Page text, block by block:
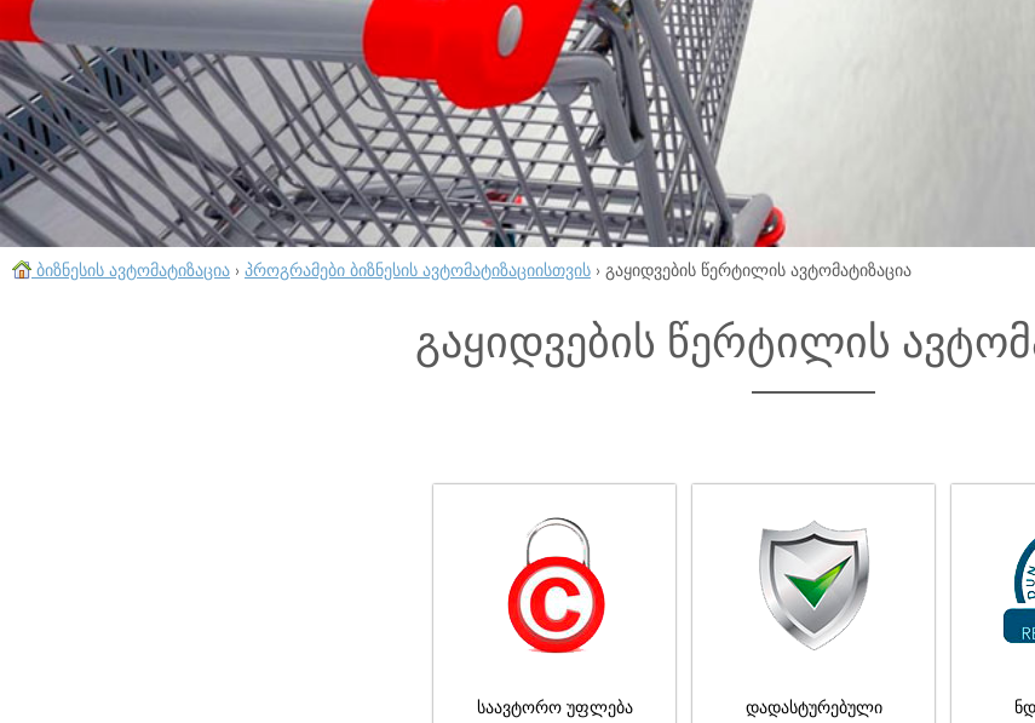
ბიზნესის ავტომატიზაცია › პროგრამები ბიზნესის ავტომატიზაციისთვის › გაყიდვების წერტილის ავტომატიზაცია
გაყიდვების წერტილის
საავტორო უფლება
დადასტურებული